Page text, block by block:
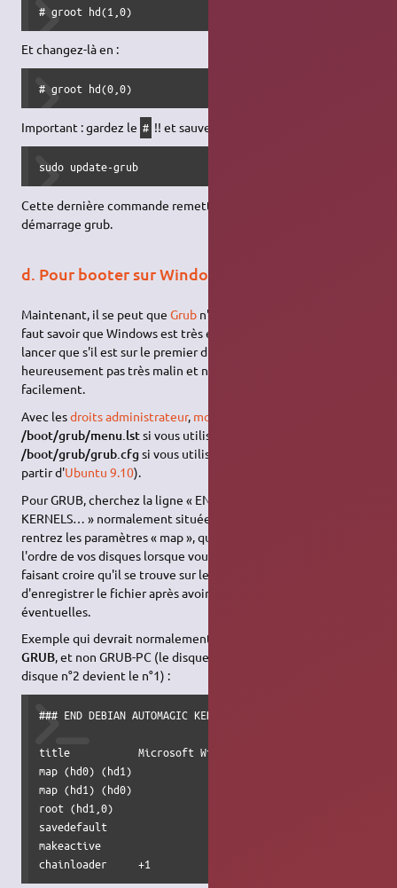
# groot hd(1,0)
Et changez-là en :
# groot hd(0,0)
Important : gardez le # !! et sauvez, puis tapez dans la console :
sudo update-grub
Cette dernière commande remettra à jour le menu de
démarrage grub.
d. Pour booter sur Windows
Maintenant, il se peut queGrub n'arrive pas à lancer Windows. Il
faut savoir que Windows est très exigeant : il n'accepte de se
lancer que s'il est sur le premier disque dur. Cependant, il n'est
heureusement pas très malin et nous pouvons le tromper
facilement.
Avec lesdroits administrateur, modifiez le fichier
/boot/grub/menu.lstsi vous utilisez
/boot/grub/grub.cfgsi vous utilisez
partir d'Ubuntu 9.10).
Pour GRUB, cherchez la ligne « END DEBIAN AUTOMAGIC
KERNELS… » normalement située à la fin de ce fichier, et
rentrez les paramètres « map », qui vont virtuellement inverser
l'ordre de vos disques lorsque vous lancerez Windows, lui
faisant croire qu'il se trouve sur le premier. N'oubliez pas
d'enregistrer le fichier après avoir fait les modifications
éventuelles.
Exemple qui devrait normalement s'appliquer à votre cas sur
GRUB, et non GRUB-PC (le disque n°1 devient le n°2, et le
disque n°2 devient le n°1) :
### END DEBIAN AUTOMAGIC KERNELS LIST
title           Microsoft Windows XP Home Edition
map (hd0) (hd1)
map (hd1) (hd0)
root (hd1,0)
savedefault
makeactive
chainloader     +1